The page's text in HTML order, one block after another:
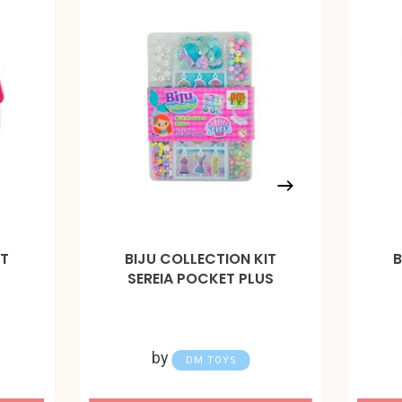
BIJU COLLECTION KIT
SEREIA POCKET PLUS
by DM TOYS